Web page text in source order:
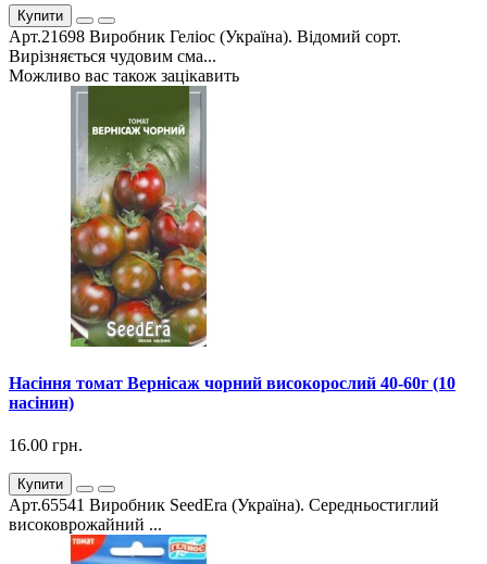
Купити
Арт.21698 Виробник Геліос (Україна). Відомий сорт.
Вирізняється чудовим сма...
Можливо вас також зацікавить
Насіння томат Вернісаж чорний високорослий 40-60г (10
насінин)
16.00 грн.
Купити
Арт.65541 Виробник SeedEra (Україна). Середньостиглий
високоврожайний ...